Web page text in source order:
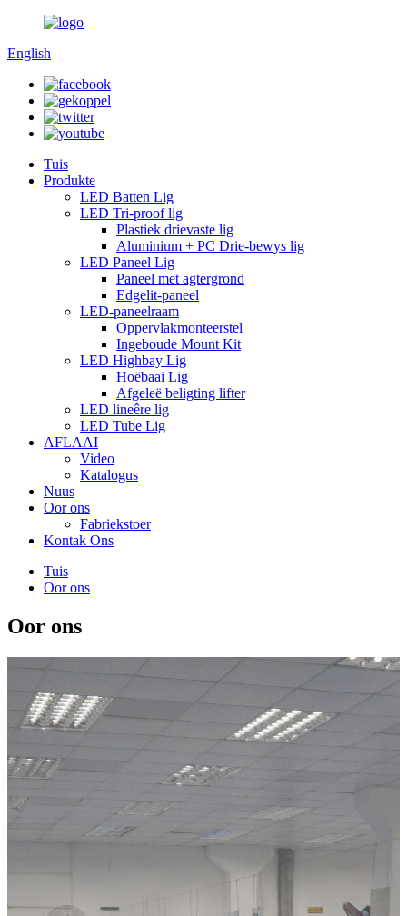
English
Tuis
Produkte
LED Batten Lig
LED Tri-proof lig
Plastiek drievaste lig
Aluminium + PC Drie-bewys lig
LED Paneel Lig
Paneel met agtergrond
Edgelit-paneel
LED-paneelraam
Oppervlakmonteerstel
Ingeboude Mount Kit
LED Highbay Lig
Hoëbaai Lig
Afgeleë beligting lifter
LED lineêre lig
LED Tube Lig
AFLAAI
Video
Katalogus
Nuus
Oor ons
Fabriekstoer
Kontak Ons
Tuis
Oor ons
Oor ons